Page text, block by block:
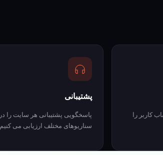
کاربر را
پشتیبانی
پاسخگویی پشتیبانی هر سایت را در
سناریوهای مختلف ارزیابی می کنیم.